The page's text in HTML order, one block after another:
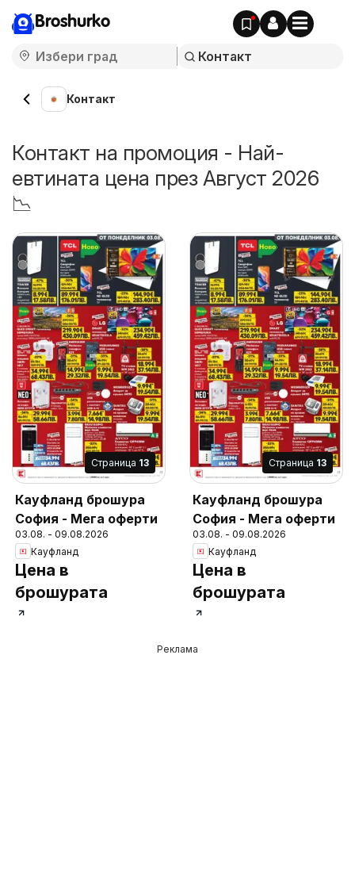
Broshurko
Контакт
Контакт на промоция - Най-
евтината цена през Август 2026
📉
Cтраница 13
Кауфланд брошура
София - Мега оферти
03.08. - 09.08.2026
Кауфланд
Цена в
брошурата
Cтраница 13
Кауфланд брошура
София - Мега оферти
03.08. - 09.08.2026
Кауфланд
Цена в
брошурата
Реклама